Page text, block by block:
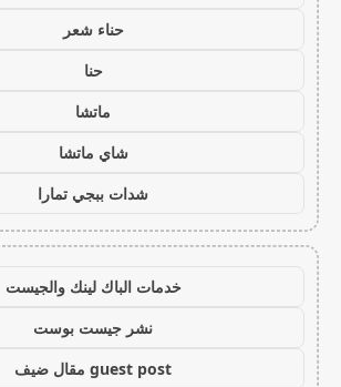
حناء شعر
حنا
ماتشا
شاي ماتشا
شدات ببجي تمارا
خدمات الباك لينك والجيست
نشر جيست بوست
guest post مقال ضيف